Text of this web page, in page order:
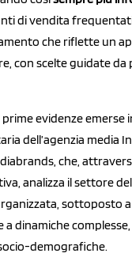
di vendita
che riflette un
con scelte guidate da
evidenze emerse
dell’agenzia media
che,
analizza il settore
sottoposto
a dinamiche
demografiche.